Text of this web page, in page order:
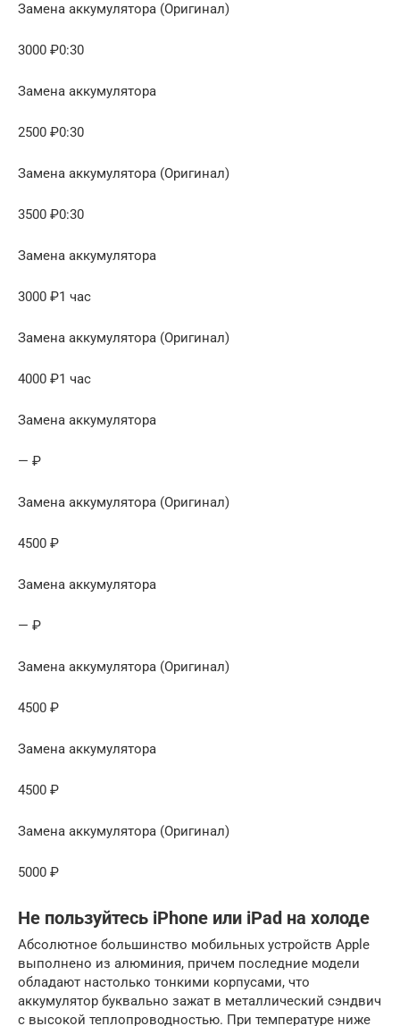
Замена аккумулятора (Оригинал)
3000 ₽0:30
Замена аккумулятора
2500 ₽0:30
Замена аккумулятора (Оригинал)
3500 ₽0:30
Замена аккумулятора
3000 ₽1 час
Замена аккумулятора (Оригинал)
4000 ₽1 час
Замена аккумулятора
— ₽
Замена аккумулятора (Оригинал)
4500 ₽
Замена аккумулятора
— ₽
Замена аккумулятора (Оригинал)
4500 ₽
Замена аккумулятора
4500 ₽
Замена аккумулятора (Оригинал)
5000 ₽
Не пользуйтесь iPhone или iPad на холоде
Абсолютное большинство мобильных устройств Apple
выполнено из алюминия, причем последние модели
обладают настолько тонкими корпусами, что
аккумулятор буквально зажат в металлический сэндвич
с высокой теплопроводностью. При температуре ниже